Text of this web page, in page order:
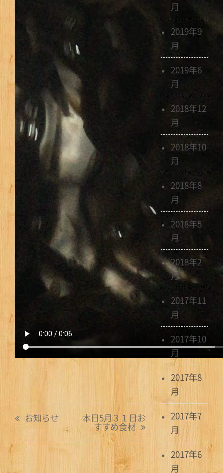
投お知らせ 本日5月３１日お
すすめ食材
月
2019年9
月
2019年6
月
2018年12
月
2018年10
月
2018年8
月
2018年5
月
2018年2
月
2017年11
月
2017年10
月
2017年8
月
2017年7
月
2017年6
月